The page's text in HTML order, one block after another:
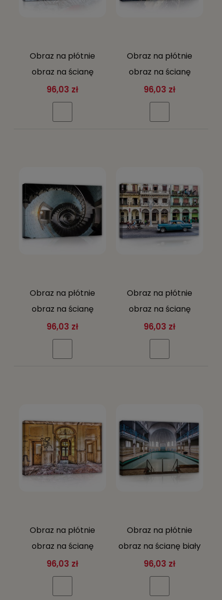
Obraz na płótnie
obraz na ścianę
szary czerwony
wnętrze loft okna 60
x 40
96,03 zł
Obraz na płótnie
obraz na ścianę
czarny szary wieża
eiffla paryż 60 x 40
96,03 zł
Obraz na płótnie
obraz na ścianę
czarny niebieski
spiralne schody wnę
96,03 zł
Obraz na płótnie
obraz na ścianę
zielony beżowy
miasto ulica
samochód
96,03 zł
Obraz na płótnie
obraz na ścianę
beżowy brązowy
wnętrze drzwi loft 60
x 40
96,03 zł
Obraz na płótnie
obraz na ścianę biały
niebieski basen
wnętrze
96,03 zł